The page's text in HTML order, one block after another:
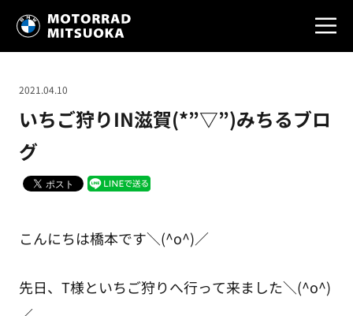
いちご狩りIN滋賀(*”▽”)みちるブロ
グ
2021.04.10
こんにちは橋本です＼(^o^)／
先日、T様といちご狩りへ行って来ました＼(^o^)